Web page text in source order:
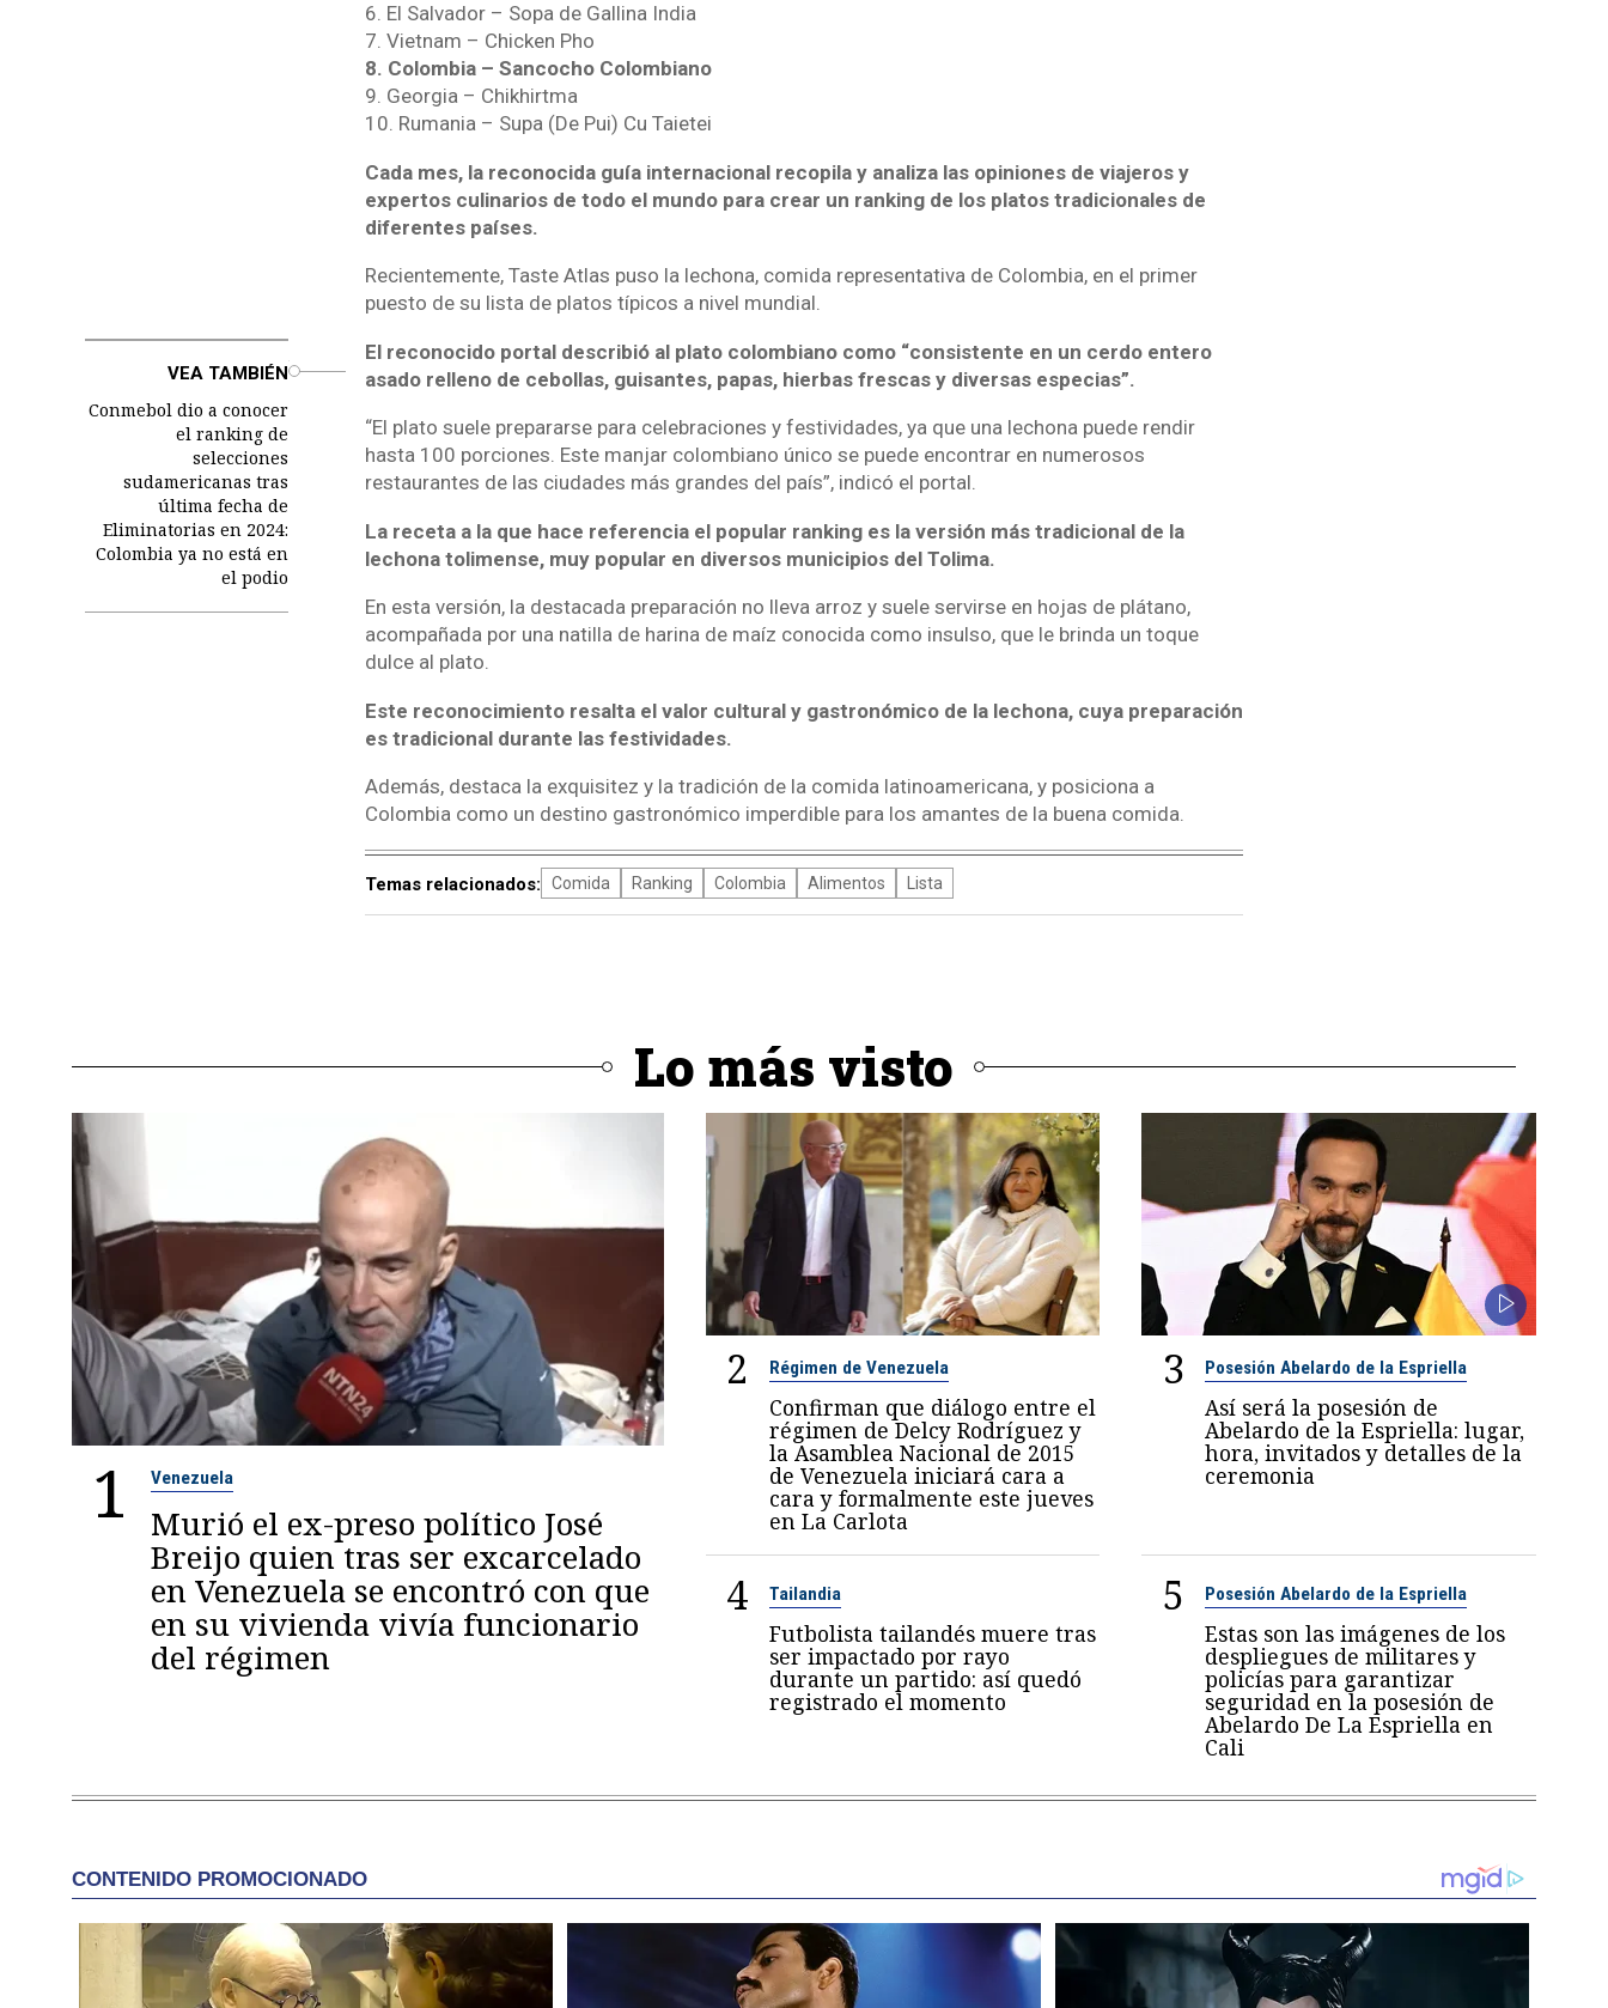
6. El Salvador – Sopa de Gallina India
7. Vietnam – Chicken Pho
8. Colombia – Sancocho Colombiano
9. Georgia – Chikhirtma
10. Rumania – Supa (De Pui) Cu Taietei
Cada mes, la reconocida guía internacional recopila y analiza las opiniones de viajeros y
expertos culinarios de todo el mundo para crear un ranking de los platos tradicionales de
diferentes países.
Recientemente, Taste Atlas puso la lechona, comida representativa de Colombia, en el primer
puesto de su lista de platos típicos a nivel mundial.
VEA TAMBIÉN
Conmebol dio a conocer
el ranking de
selecciones
sudamericanas tras
última fecha de
Eliminatorias en 2024:
Colombia ya no está en
el podio
El reconocido portal describió al plato colombiano como “consistente en un cerdo entero
asado relleno de cebollas, guisantes, papas, hierbas frescas y diversas especias”.
“El plato suele prepararse para celebraciones y festividades, ya que una lechona puede rendir
hasta 100 porciones. Este manjar colombiano único se puede encontrar en numerosos
restaurantes de las ciudades más grandes del país”, indicó el portal.
La receta a la que hace referencia el popular ranking es la versión más tradicional de la
lechona tolimense, muy popular en diversos municipios del Tolima.
En esta versión, la destacada preparación no lleva arroz y suele servirse en hojas de plátano,
acompañada por una natilla de harina de maíz conocida como insulso, que le brinda un toque
dulce al plato.
Este reconocimiento resalta el valor cultural y gastronómico de la lechona, cuya preparación
es tradicional durante las festividades.
Además, destaca la exquisitez y la tradición de la comida latinoamericana, y posiciona a
Colombia como un destino gastronómico imperdible para los amantes de la buena comida.
Temas relacionados: Comida Ranking Colombia Alimentos Lista
Lo más visto
1 Venezuela
Murió el ex-preso político José
Breijo quien tras ser excarcelado
en Venezuela se encontró con que
en su vivienda vivía funcionario
del régimen
2 Régimen de Venezuela
Confirman que diálogo entre el
régimen de Delcy Rodríguez y
la Asamblea Nacional de 2015
de Venezuela iniciará cara a
cara y formalmente este jueves
en La Carlota
3 Posesión Abelardo de la Espriella
Así será la posesión de
Abelardo de la Espriella: lugar,
hora, invitados y detalles de la
ceremonia
4 Tailandia
Futbolista tailandés muere tras
ser impactado por rayo
durante un partido: así quedó
registrado el momento
5 Posesión Abelardo de la Espriella
Estas son las imágenes de los
despliegues de militares y
policías para garantizar
seguridad en la posesión de
Abelardo De La Espriella en
Cali